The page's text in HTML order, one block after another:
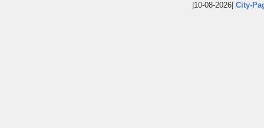
|10-08-2026| City-